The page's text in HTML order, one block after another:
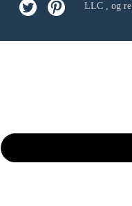
LLC, og